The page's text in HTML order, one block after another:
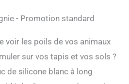
voir les poils de vos animaux
sur vos tapis et vos sols ?
de silicone blanc à long